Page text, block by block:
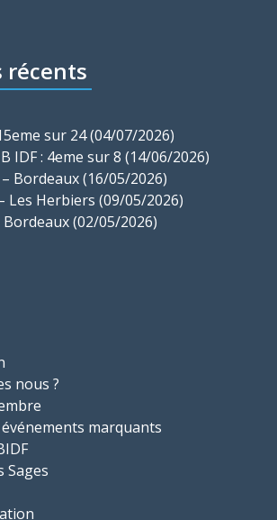
récents
sur 24 (04/07/2026)
IDF : 4eme sur 8 (14/06/2026)
Bordeaux (16/05/2026)
Les Herbiers (09/05/2026)
(02/05/2026)
nous ?
marquants
Sages